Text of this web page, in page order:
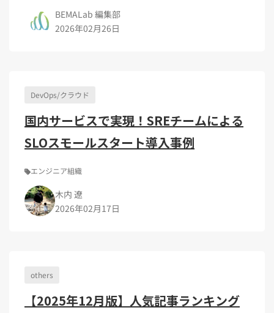
Platform Engineering（1）
さくらのクラウド（1）
マネジメント（6）
DX推進（5）
オープンイノベーション（4）
BEMALab 編集部
2026年02月26日
DevOps/クラウド
国内サービスで実現！SREチームによる
SLOスモールスタート導入事例
エンジニア組織
木内 遼
2026年02月17日
others
【2025年12月版】人気記事ランキング